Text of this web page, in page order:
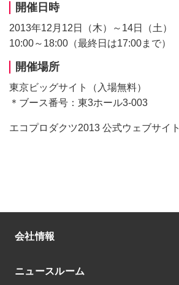
開催日時
2013年12月12日（木）～14日（土）
10:00～18:00（最終日は17:00まで）
開催場所
東京ビッグサイト（入場無料）
＊ブース番号：東3ホール3-003
エコプロダクツ2013 公式ウェブサイト
会社情報
会社概要
ニュースルーム